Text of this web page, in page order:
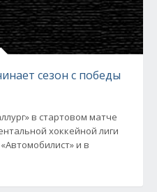
сезон с победы
в стартовом матче
хоккейной лиги
и в